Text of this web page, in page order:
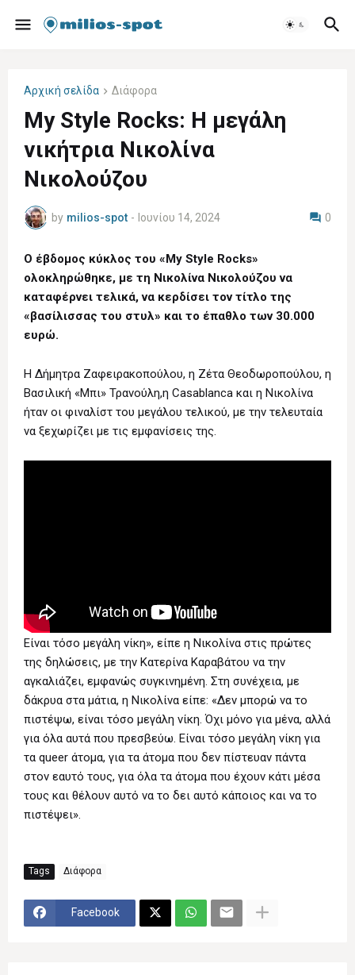
Αρχική σελίδα Διάφορα
My Style Rocks: H μεγάλη
νικήτρια Νικολίνα
Νικολούζου
by milios-spot - Ιουνίου 14, 2024 0
Ο έβδομος κύκλος του «My Style Rocks»
ολοκληρώθηκε, με τη Νικολίνα Νικολούζου να
καταφέρνει τελικά, να κερδίσει τον τίτλο της
«βασίλισσας του στυλ» και το έπαθλο των 30.000
ευρώ.
Η Δήμητρα Ζαφειρακοπούλου, η Ζέτα Θεοδωροπούλου, η
Βασιλική «Μπι» Τρανούλη,η Casablanca και η Νικολίνα
ήταν οι φιναλίστ του μεγάλου τελικού, με την τελευταία
να ξεχωρίζει με τις εμφανίσεις της.
Είναι τόσο μεγάλη νίκη», είπε η Νικολίνα στις πρώτες
της δηλώσεις, με την Κατερίνα Καραβάτου να την
αγκαλιάζει, εμφανώς συγκινημένη. Στη συνέχεια, με
δάκρυα στα μάτια, η Νικολίνα είπε: «Δεν μπορώ να το
πιστέψω, είναι τόσο μεγάλη νίκη. Όχι μόνο για μένα, αλλά
για όλα αυτά που πρεσβεύω. Είναι τόσο μεγάλη νίκη για
τα queer άτομα, για τα άτομα που δεν πίστευαν πάντα
στον εαυτό τους, για όλα τα άτομα που έχουν κάτι μέσα
τους και θέλουν αυτό να το δει αυτό κάποιος και να το
πιστέψει».
Tags Διάφορα
Facebook